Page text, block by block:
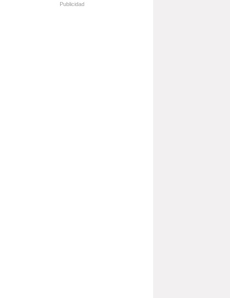
Publicidad